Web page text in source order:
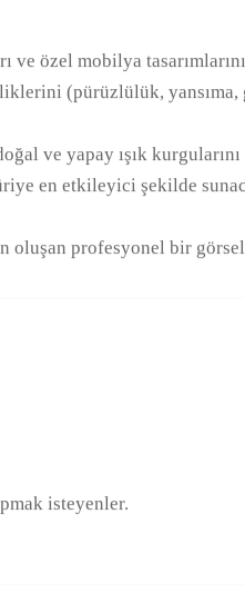
ve özel mobilya
(pürüzlülük,
ve yapay ışık
en etkileyici şekilde
oluşan profesyonel bir
isteyenler.